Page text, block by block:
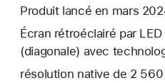
Produit lancé en mars
Écran rétroéclairé par
(diagonale) avec
résolution native de 2